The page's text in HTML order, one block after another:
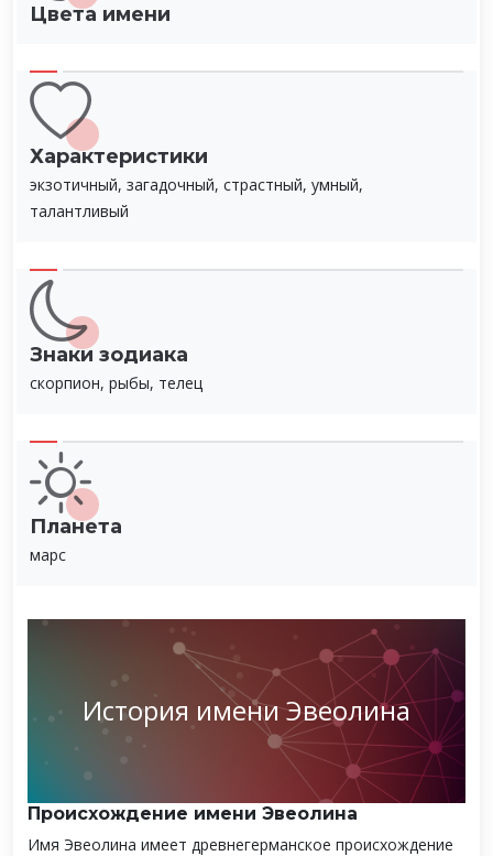
Цвета имени
Характеристики
экзотичный, загадочный, страстный, умный,
талантливый
Знаки зодиака
скорпион, рыбы, телец
Планета
марс
История имени Эвеолина
Происхождение имени Эвеолина
Имя Эвеолина имеет древнегерманское происхождение